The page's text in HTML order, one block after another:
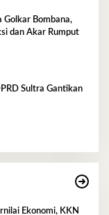
Golkar Bombana,
dan Akar Rumput
Sultra Gantikan
Ekonomi, KKN